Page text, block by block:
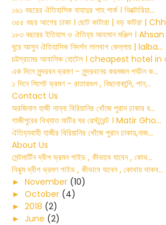
১৬১ বছরের ঐতিহাসিক বাহাদুর শাহ পার্ক । ভিক্টোরিয়া...
৩৫৫ বছর আগের ঢাকা । ছোট কাটারা | বড় কাটরা |
১৮৩ বছরের ইতিহাস ও ঐতিহ্য আহসান মঞ্জিল ।
ঘুরে আসুন ঐতিহাসিক নিদর্শন লালবাগ কেল্লায় | lalba...
চট্টগ্রামের আবাসিক হোটেল । cheapest hotel
এক দিনে সুন্দরবন ভ্রমণ - সুন্দরবনের করমজল পর্যটন ক...
১ দিনে সিলেট ভ্রমণ - রাতারগুল , বিছানাকান্দি, পান্...
Contact Us
অরজিনাল হাজী নান্না বিরিয়ানির খোঁজে পুরান ঢাকার ব...
গাজীপুরের বিখ্যাত মাটির ঘর রেস্টুরেন্ট । Matir Gho...
ঐতিহ্যবাহী হাজীর বিরিয়ানির খোঁজে পুরান ঢাকায়,নাজ...
About Us
সেন্টমার্টিন দ্বীপ ভ্রমন গাইড , কীভাবে যাবেন , কোথ...
নিঝুম দ্বীপ ভ্রমণ গাইড , কীভাবে যাবেন , কোথায় থাকব...
► November (10)
► October (4)
► 2018 (2)
► June (2)